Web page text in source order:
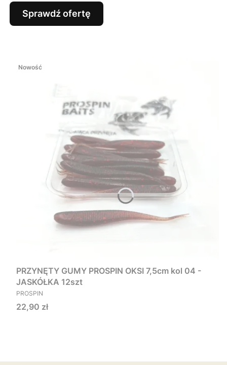
Sprawdź ofertę
Nowość
PRZYNĘTY GUMY PROSPIN OKSI 7,5cm kol 04 -
JASKÓŁKA 12szt
PRODUCENT
PROSPIN
Cena
22,90 zł